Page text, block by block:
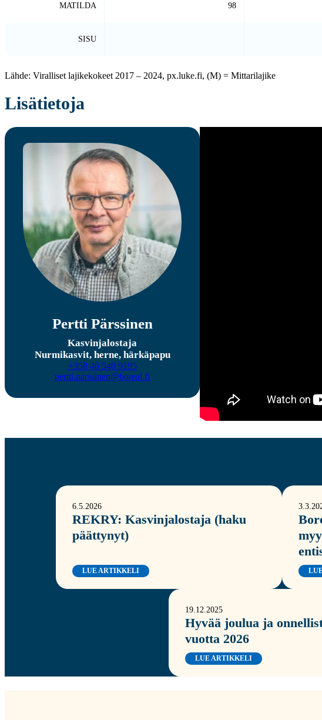
MATILDA 98
SISU
Lähde: Viralliset lajikekokeet 2017 – 2024, px.luke.fi, (M) = Mittarilajike
Lisätietoja
Pertti Pärssinen
Kasvinjalostaja
Nurmikasvit, herne, härkäpapu
+358 40 540 9195
pertti.parssinen@boreal.fi
6.5.2026
REKRY: Kasvinjalostaja (haku
päättynyt)
LUE ARTIKKELI
19.12.2025
Hyvää joulua ja
vuotta 2026
LUE ARTIKKELI